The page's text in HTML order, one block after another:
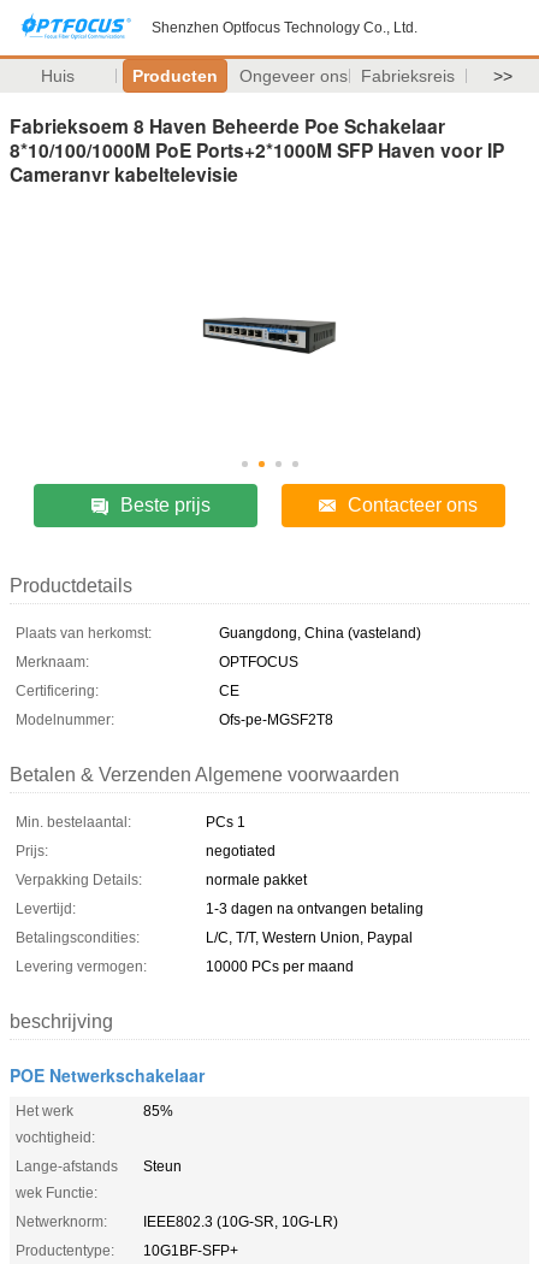
Shenzhen Optfocus Technology Co., Ltd.
Huis Producten Ongeveer ons Fabrieksreis >>
Fabrieksoem 8 Haven Beheerde Poe Schakelaar
8*10/100/1000M PoE Ports+2*1000M SFP Haven voor IP
Cameranvr kabeltelevisie
Beste prijs Contacteer ons
Productdetails
Plaats van herkomst:
Guangdong, China (vasteland)
Merknaam:
OPTFOCUS
Certificering:
CE
Modelnummer:
Ofs-pe-MGSF2T8
Betalen & Verzenden Algemene voorwaarden
Min. bestelaantal:
PCs 1
Prijs:
negotiated
Verpakking Details:
normale pakket
Levertijd:
1-3 dagen na ontvangen betaling
Betalingscondities:
L/C, T/T, Western Union, Paypal
Levering vermogen:
10000 PCs per maand
beschrijving
POE Netwerkschakelaar
Het werk
vochtigheid:
85%
Lange-afstands
wek Functie:
Steun
Netwerknorm:
IEEE802.3 (10G-SR, 10G-LR)
Productentype:
10G1BF-SFP+